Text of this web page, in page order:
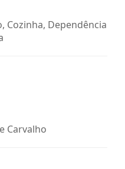
Cozinha, Dependência
Carvalho